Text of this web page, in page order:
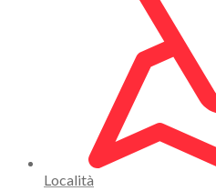
Località